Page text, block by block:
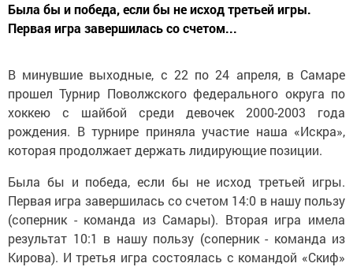
Была бы и победа, если бы не исход третьей игры.
Первая игра завершилась со счетом...
В минувшие выходные, с 22 по 24 апреля, в Самаре
прошел Турнир Поволжского федерального округа по
хоккею с шайбой среди девочек 2000-2003 года
рождения. В турнире приняла участие наша «Искра»,
которая продолжает держать лидирующие позиции.
Была бы и победа, если бы не исход третьей игры.
Первая игра завершилась со счетом 14:0 в нашу пользу
(соперник - команда из Самары). Вторая игра имела
результат 10:1 в нашу пользу (соперник - команда из
Кирова). И третья игра состоялась с командой «Скиф»